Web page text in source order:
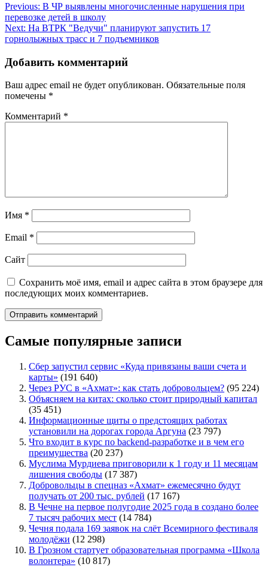
Навигация
по
записям
Previous: В ЧР выявлены многочисленные нарушения при
перевозке детей в школу
Next: На ВТРК "Ведучи" планируют запустить 17
горнолыжных трасс и 7 подъемников
Добавить комментарий
Ваш адрес email не будет опубликован. Обязательные поля
помечены *
Комментарий *
Имя *
Email *
Сайт
Сохранить моё имя, email и адрес сайта в этом браузере для
последующих моих комментариев.
Самые популярные записи
Сбер запустил сервис «Куда привязаны ваши счета и
карты» (191 640)
Через РУС в «Ахмат»: как стать добровольцем? (95 224)
Объясняем на китах: сколько стоит природный капитал
(35 451)
Информационные щиты о предстоящих работах
установили на дорогах города Аргуна (23 797)
Что входит в курс по backend-разработке и в чем его
преимущества (20 237)
Муслима Мурдиева приговорили к 1 году и 11 месяцам
лишения свободы (17 387)
Добровольцы в спецназ «Ахмат» ежемесячно будут
получать от 200 тыс. рублей (17 167)
В Чечне на первое полугодие 2025 года в создано более
7 тысяч рабочих мест (14 784)
Чечня подала 169 заявок на слёт Всемирного фестиваля
молодёжи (12 298)
В Грозном стартует образовательная программа «Школа
волонтера» (10 817)